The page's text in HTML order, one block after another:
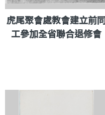
虎尾聚會處教會建立前同
工參加全省聯合退修會